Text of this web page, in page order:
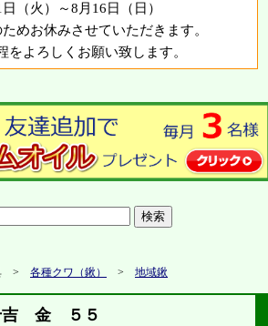
（火）～8月16日（日）
めお休みさせていただきます。
をよろしくお願い致します。
> 各種クワ（鍬） > 地域鍬
金 ５５